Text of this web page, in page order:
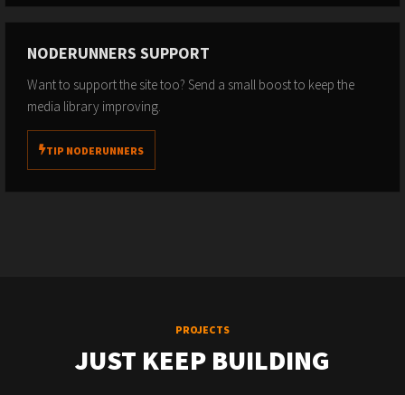
NODERUNNERS SUPPORT
Want to support the site too? Send a small boost to keep the
media library improving.
TIP NODERUNNERS
PROJECTS
JUST KEEP BUILDING